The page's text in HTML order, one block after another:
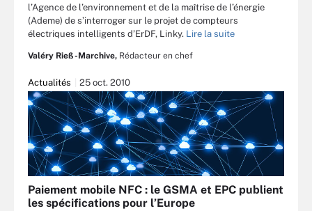
l’Agence de l’environnement et de la maîtrise de l’énergie
(Ademe) de s’interroger sur le projet de compteurs
électriques intelligents d’ErDF, Linky. Lire la suite
Valéry Rieß-Marchive, Rédacteur en chef
Actualités 25 oct. 2010
Paiement mobile NFC : le GSMA et EPC publient
les spécifications pour l’Europe